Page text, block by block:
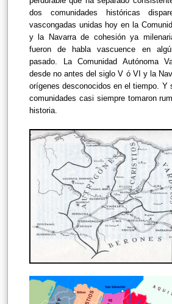
dos comunidades históricas
vascongadas unidas hoy en la
y la Navarra de cohesión ya
fueron de habla vascuence en
pasado. La Comunidad Autónoma
desde no antes del siglo V ó VI y la
orígenes desconocidos en el tiempo. Y
comunidades casi siempre tomaron
historia.